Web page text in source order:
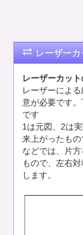
レーザー
レーザーカット
レーザーによ
意が必要です
です
1は元図、2は
来上がったも
などでは、片
もので、左右
します。